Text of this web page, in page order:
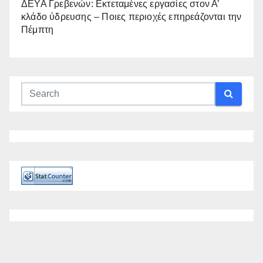
ΔΕΥΑ Γρεβενών: Εκτεταμένες εργασίες στον Α’
κλάδο ύδρευσης – Ποιες περιοχές επηρεάζονται την
Πέμπτη